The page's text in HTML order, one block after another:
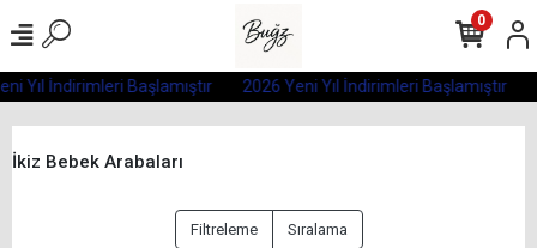
Yıl İndirimleri Başlamıştır 2026 Yeni Yıl İndirimleri Başlamıştır
0
İkiz Bebek Arabaları
Filtreleme Sıralama